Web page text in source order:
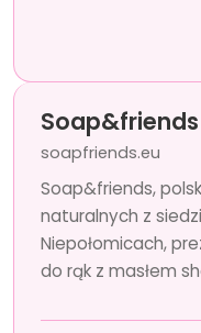
Soap&friends
soapfriends.eu
Soap&friends,
naturalnych z
Niepołomicach,
do rąk z masłem